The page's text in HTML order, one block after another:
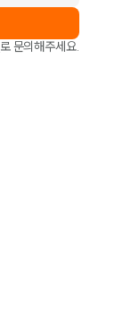
로 문의해주세요.